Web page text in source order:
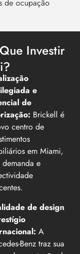
de ocupação
Investir
e
de
Brickell é
centro de
em Miami,
e
de design
A
Benz traz sua